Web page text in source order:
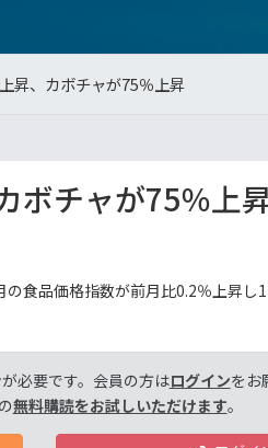
昇、カボチャが75％上昇
ボチャが75％上
食品価格指数が前月比0.2％上昇し
必要です。会員の方はログインをお
無料購読をお試しいただけます。